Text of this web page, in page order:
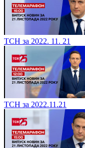
ТСН за 2022. 11. 21
ТСН за 2022.11.21